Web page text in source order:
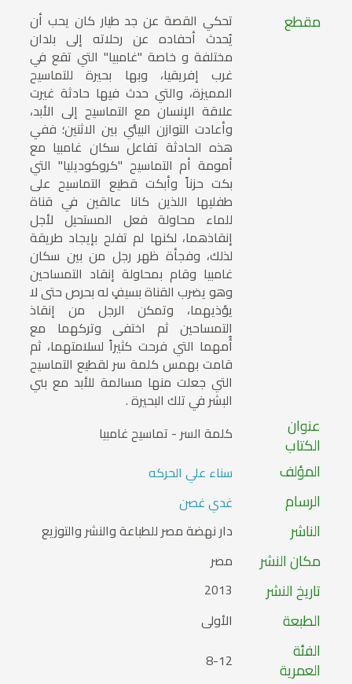
مقطع تحكي القصة عن جد طيار كان يحب أن
يُحدث أحفاده عن رحلاته إلى بلدان
مختلفة و خاصة "غامبيا" التي تقع في
غرب إفريقيا، وبها بحيرة للتماسيح
المميزة، والتي حدث فيها حادثة غيرت
علاقة الإنسان مع التماسيح إلى الأبد،
وأعادت التوازن البيئي بين الاثنين؛ ففي
هذه الحادثة تفاعل سكان غامبيا مع
أمومة أم التماسيح "كروكوديليا" التي
بكت حزناً وأبكت قطيع التماسيح على
طفليها اللذين كانا عالقين في قناة
للماء محاولة فعل المستحيل لأجل
إنقاذهما، لكنها لم تفلح بإيجاد طريقة
لذلك، وفجأة ظهر رجل من بين سكان
غامبيا وقام بمحاولة إنقاد التمساحين
وهو يضرب القناة بسيفٍ له بحرص حتى لا
يؤذيهما، وتمكن الرجل من إنقاذ
التمساحين ثم اختفى وتركهما مع
أُمهما التي فرحت كثيراً لسلامتهما، ثم
قامت بهمس كلمة سر لقطيع التماسيح
التي جعلت منها مسالمة للأبد مع بني
البشر في تلك البحيرة .
عنوان
الكتاب كلمة السر - تماسيح غامبيا
المؤلف سناء علي الحركه
الرسام غدي غصن
الناشر دار نهضة مصر للطباعة والنشر والتوزيع
مكان النشر مصر
تاريخ النشر 2013
الطبعة الأولى
الفئة
العمرية 8-12